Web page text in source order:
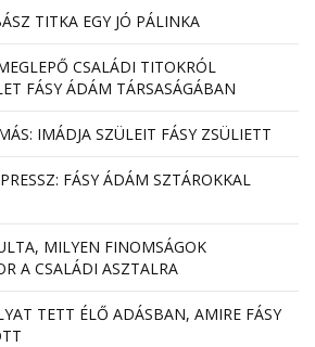
TITKA EGY JÓ PÁLINKA
CSALÁDI TITOKRÓL
FÁSY ÁDÁM TÁRSASÁGÁBAN
IMÁDJA SZÜLEIT FÁSY ZSÜLIETT
FÁSY ÁDÁM SZTÁROKKAL
MILYEN FINOMSÁGOK
A CSALÁDI ASZTALRA
TETT ÉLŐ ADÁSBAN, AMIRE FÁSY